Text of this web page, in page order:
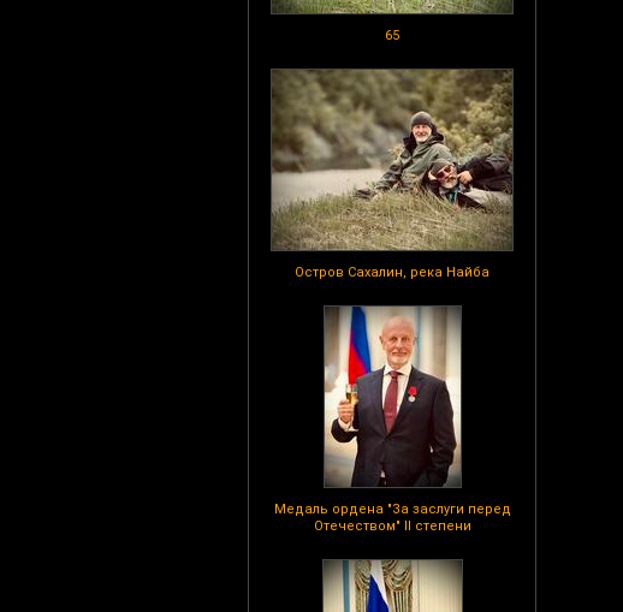
65
Остров Сахалин, река Найба
Медаль ордена "За заслуги перед
Отечеством" II степени